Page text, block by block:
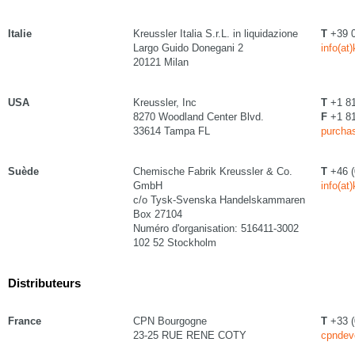
Italie
Kreussler Italia S.r.L. in liquidazione
Largo Guido Donegani 2
20121 Milan
T +39
USA
Kreussler, Inc
8270 Woodland Center Blvd.
33614 Tampa FL
T +1
F +1
Suède
Chemische Fabrik Kreussler & Co.
GmbH
c/o Tysk-Svenska Handelskammaren
Box 27104
Numéro d'organisation: 516411-3002
102 52 Stockholm
T +46
Distributeurs
France
CPN Bourgogne
23-25 RUE RENE COTY
T +33